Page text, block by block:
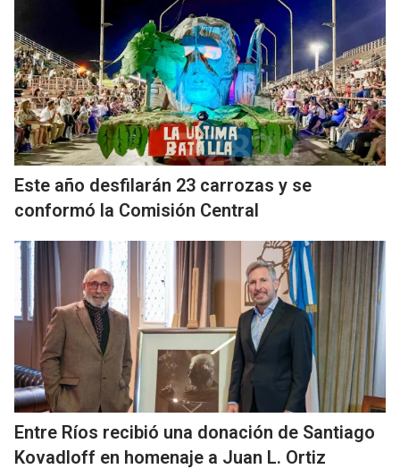
Este año desfilarán 23 carrozas y se
conformó la Comisión Central
Entre Ríos recibió una donación de Santiago
Kovadloff en homenaje a Juan L. Ortiz